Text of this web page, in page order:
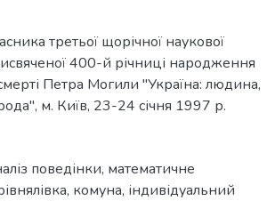
третьої щорічної наукової
400-й річниці народження
Петра Могили "Україна: людина,
м. Київ, 23-24 січня 1997 р.
поведінки, математичне
, комуна, індивідуальний